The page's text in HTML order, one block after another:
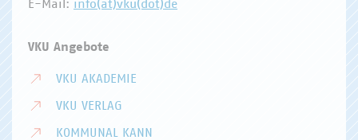
E-Mail: info(at)vku(dot)de
VKU Angebote
VKU AKADEMIE
VKU VERLAG
KOMMUNAL KANN